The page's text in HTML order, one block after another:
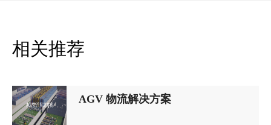
相关推荐
AGV 物流解决方案